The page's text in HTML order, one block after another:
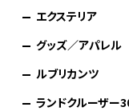
エクステリア
グッズ／アパレル
ルブリカンツ
ランドクルーザー